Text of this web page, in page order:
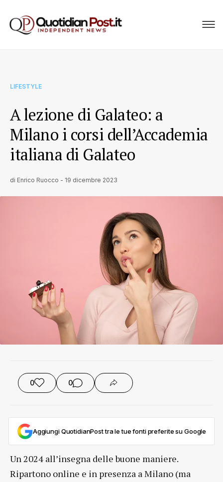
LIFESTYLE
A lezione di Galateo: a
Milano i corsi dell’Accademia
italiana di Galateo
di Enrico Ruocco - 19 dicembre 2023
0 0
Aggiungi QuotidianPost tra le tue fonti preferite su Google
Un 2024 all’insegna delle buone maniere.
Ripartono online e in presenza a Milano (ma